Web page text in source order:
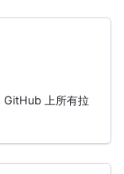
GitHub 上所有拉